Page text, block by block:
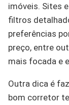
imóveis. Sites
filtros
preferências
preço, entre
mais focada e
Outra dica é
bom corretor